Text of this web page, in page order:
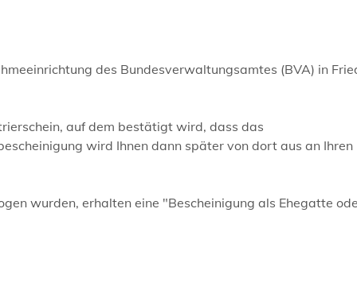
des Bundesverwaltungsamtes (BVA) in
auf dem bestätigt wird, dass das
wird Ihnen dann später von dort aus an Ihren
wurden, erhalten eine "Bescheinigung als Ehegatte